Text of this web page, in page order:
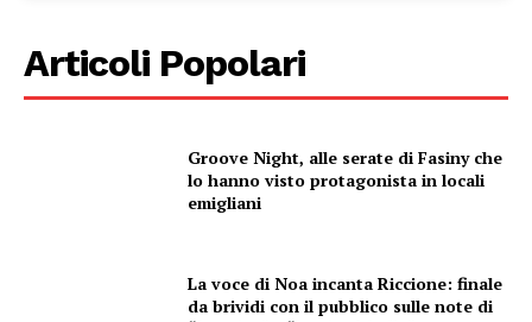
ECONOMIA
Articoli Popolari
Groove Night, alle serate di Fasiny che
lo hanno visto protagonista in locali
emigliani
La voce di Noa incanta Riccione: finale
da brividi con il pubblico sulle note di